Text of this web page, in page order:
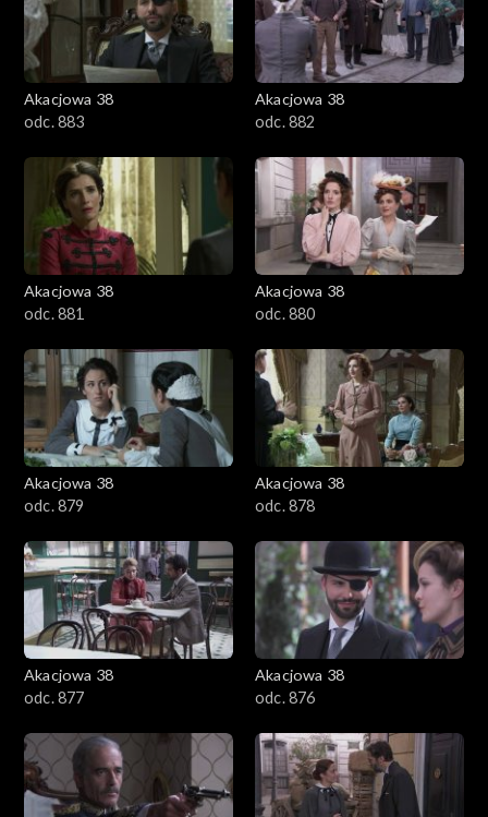
Akacjowa 38
odc. 883
Akacjowa 38
odc. 882
Akacjowa 38
odc. 881
Akacjowa 38
odc. 880
Akacjowa 38
odc. 879
Akacjowa 38
odc. 878
Akacjowa 38
odc. 877
Akacjowa 38
odc. 876